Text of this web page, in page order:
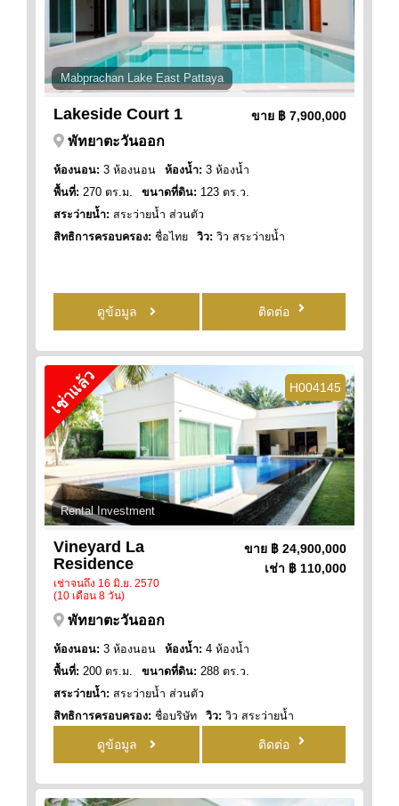
Mabprachan Lake East Pattaya
Lakeside Court 1 ขาย ฿ 7,900,000
พัทยาตะวันออก
ห้องนอน: 3 ห้องนอน ห้องน้ำ: 3 ห้องน้ำ
พื้นที่: 270 ตร.ม. ขนาดที่ดิน: 123 ตร.ว.
สระว่ายน้ำ: สระว่ายน้ำ ส่วนตัว
สิทธิการครอบครอง: ชื่อไทย วิว: วิว สระว่ายน้ำ
ดูข้อมูล ติดต่อ
H004145
เช่าแล้ว
Rental Investment
Vineyard La
Residence
เช่าจนถึง 16 มิ.ย. 2570
(10 เดือน 8 วัน)
ขาย ฿ 24,900,000
เช่า ฿ 110,000
พัทยาตะวันออก
ห้องนอน: 3 ห้องนอน ห้องน้ำ: 4 ห้องน้ำ
พื้นที่: 200 ตร.ม. ขนาดที่ดิน: 288 ตร.ว.
สระว่ายน้ำ: สระว่ายน้ำ ส่วนตัว
สิทธิการครอบครอง: ชื่อบริษัท วิว: วิว สระว่ายน้ำ
ดูข้อมูล ติดต่อ